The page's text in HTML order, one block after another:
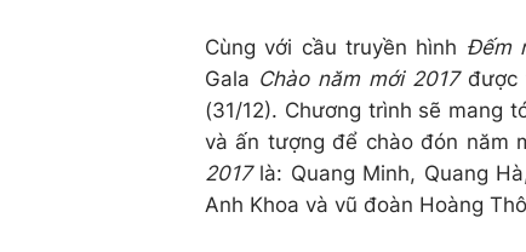
Cùng với cầu truyền hình Đếm
Gala Chào năm mới 2017được
(31/12). Chương trình sẽ mang
và ấn tượng để chào đón năm
2017là: Quang Minh, Quang
Anh Khoa và vũ đoàn Hoàng